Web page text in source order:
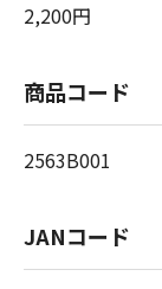
2,200円
商品コード
2563B001
JANコード